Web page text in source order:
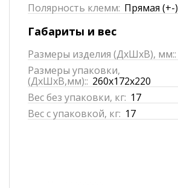
Полярность клемм: Прямая (+-)
Габариты и вес
Размеры изделия (ДхШхВ), мм::
Размеры упаковки,
(ДхШхВ,мм):: 260x172x220
Вес без упаковки, кг: 17
Вес с упаковкой, кг: 17